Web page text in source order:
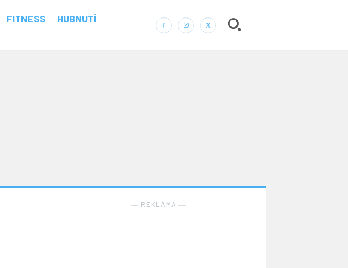
Náš web nabízí komplexní informace a rady pro
různých onemocněních, přínosné zdravotní praktiky,
FITNESS
HUBNUTÍ
― REKLAMA ―